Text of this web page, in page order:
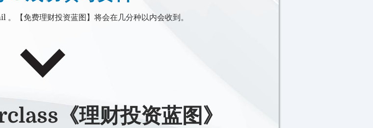
【免费理财投资蓝图】将会在几分种以内会收到。
《理财投资蓝图》